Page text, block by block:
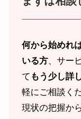
何から始めれ
いる方、サー
て もう少し詳
軽にご相談く
現状の把握か